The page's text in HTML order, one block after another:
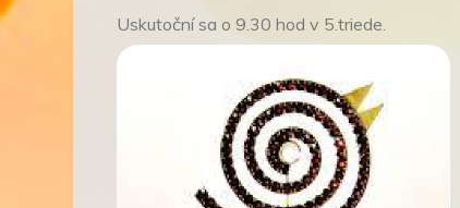
Uskutoční sa o 9.30 hod v 5.triede.